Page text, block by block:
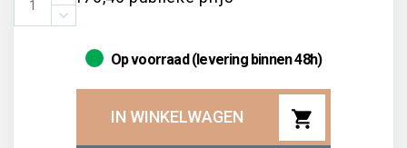
Op voorraad (levering binnen 48h)
IN WINKELWAGEN shopping_cart